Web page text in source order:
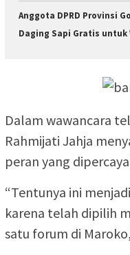
Anggota DPRD Provinsi
Daging Sapi Gratis untuk
Dalam wawancara
Rahmijati Jahja
peran yang
“Tentunya ini
karena telah dipilih
satu forum di